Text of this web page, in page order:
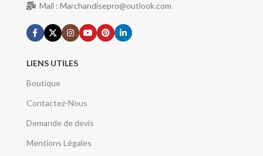
Mail : Marchandisepro@outlook.com
LIENS UTILES
Boutique
Contactez-Nous
Demande de devis
Mentions Légales